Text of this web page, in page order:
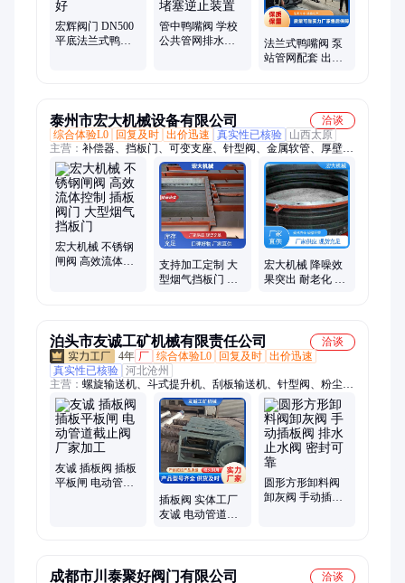
宏辉阀门 DN500
平底法兰式鸭嘴
管中鸭嘴阀 学校
公共管网排水系
法兰式鸭嘴阀 泵
站管网配套 出水
泰州市宏大机械设备有限公司
洽谈
综合体验L0
回复及时 出价迅速 真实性已核验
山西太原
主营： 补偿器、挡板门、可变支座、针型阀、金属软管、厚壁膨
胀节、非金属补偿器、衬四氟补偿器
宏大机械 不锈钢
闸阀 高效流体控
支持加工定制 大
型烟气挡板门 插
宏大机械 降噪效
果突出 耐老化 内
泊头市友诚工矿机械有限责任公司
洽谈
4年 厂 综合体验L0 回复及时 出价迅速
真实性已核验 河北沧州
主营： 螺旋输送机、斗式提升机、刮板输送机、针型阀、粉尘加
湿机、通风蝶阀、无轴螺旋输送机、管式螺旋输送机、插板阀、
星型卸料器
友诚 插板阀 插板
平板闸 电动管道
插板阀 实体工厂
友诚 电动管道截
圆形方形卸料阀
卸灰阀 手动插板
成都市川泰聚好阀门有限公司
洽谈